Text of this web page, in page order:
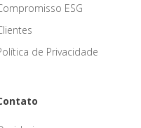
ESG
de Privacidade